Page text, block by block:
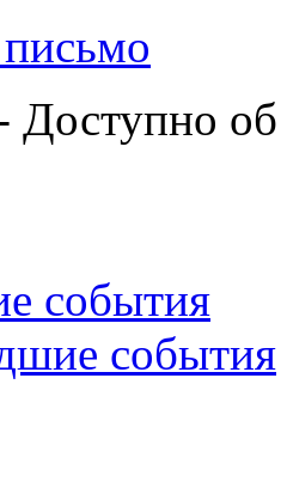
Доступно об
события
события